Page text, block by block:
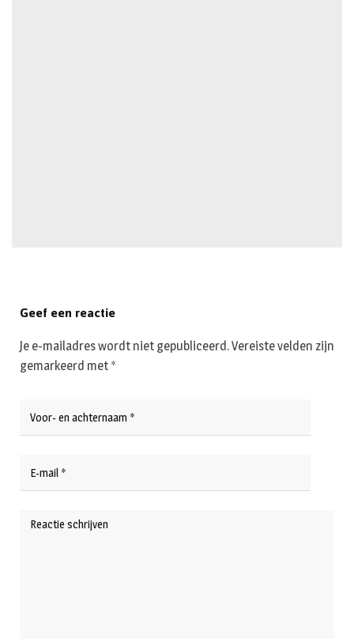
Geef een reactie
Je e-mailadres wordt niet gepubliceerd.Vereiste velden zijn
gemarkeerd met *